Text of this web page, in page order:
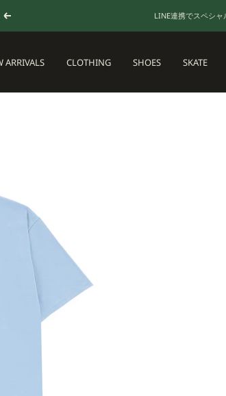
戻
る
LINE連携でスペシャ
ARRIVALS CLOTHING SHOES SKATE